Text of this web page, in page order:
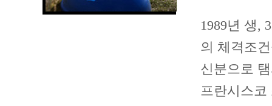
1989년 생,
의 체격조
신분으로
프란시스코